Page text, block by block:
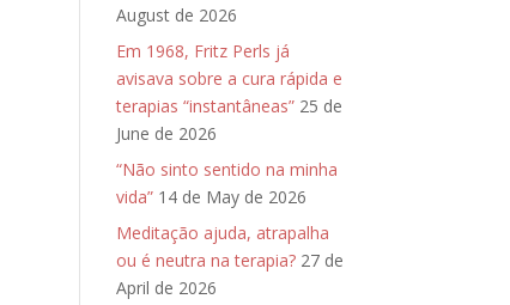
August de 2026
Em 1968, Fritz Perls já
avisava sobre a cura rápida e
terapias “instantâneas” 25 de
June de 2026
“Não sinto sentido na minha
vida” 14 de May de 2026
Meditação ajuda, atrapalha
ou é neutra na terapia? 27 de
April de 2026